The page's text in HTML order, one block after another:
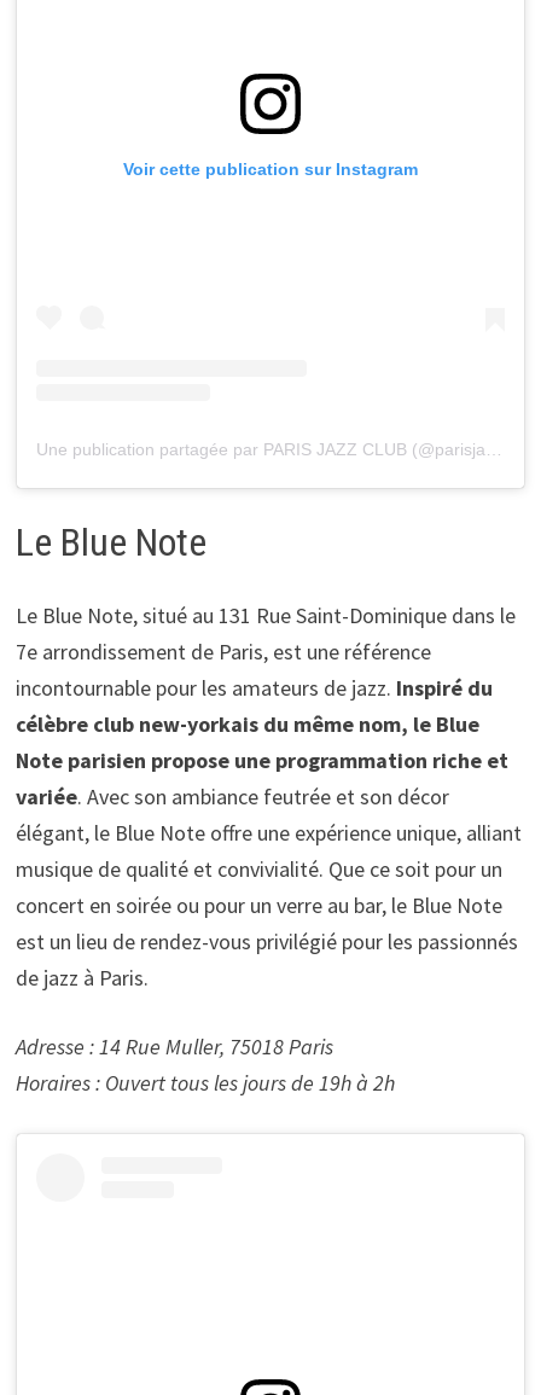
Voir cette publication sur Instagram
Le Blue Note
Le Blue Note, situé au 131 Rue Saint-Dominique dans le
7e arrondissement de Paris, est une référence
incontournable pour les amateurs de jazz. Inspiré du
célèbre club new-yorkais du même nom, le Blue
Note parisien propose une programmation riche et
variée. Avec son ambiance feutrée et son décor
élégant, le Blue Note offre une expérience unique, alliant
musique de qualité et convivialité. Que ce soit pour un
concert en soirée ou pour un verre au bar, le Blue Note
est un lieu de rendez-vous privilégié pour les passionnés
de jazz à Paris.
Adresse : 14 Rue Muller, 75018 Paris
Horaires : Ouvert tous les jours de 19h à 2h